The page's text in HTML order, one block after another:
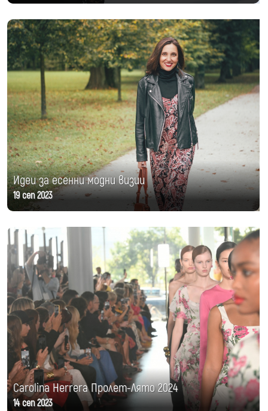
Идеи за есенни модни визии
19 сеп 2023
Carolina Herrera Пролет-Лято 2024
14 сеп 2023